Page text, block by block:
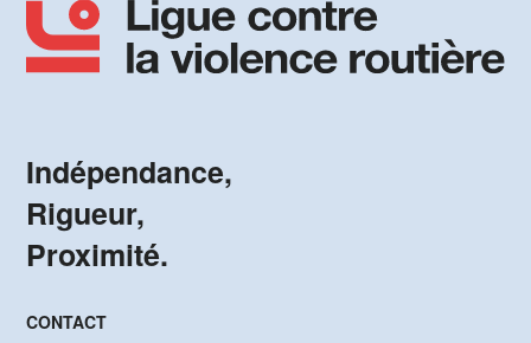
Indépendance,
Rigueur,
Proximité.
CONTACT